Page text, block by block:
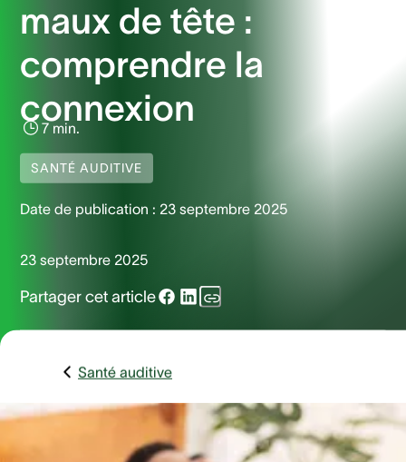
maux de tête :
comprendre la
connexion
7 min.
SANTÉ AUDITIVE
Date de publication : 23 septembre 2025
23 septembre 2025
Partager cet article
Santé auditive
Les infections de l'oreille, également connues sous le nom
d'otite moyenne, et les céphalées sont des problèmes de